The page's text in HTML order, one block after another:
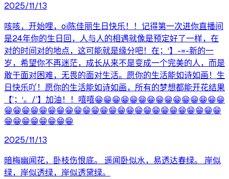
2025/11/13
咳咳，开始哩，oi陈佳丽生日快乐！！记得第一次进你直播间
是24年你的生日回，人与人的相遇就像是预定好了一样，在
对的时间对的地点，这可能就是缘分吧！在；‘】-=-新的一
岁，希望你不再迷茫，成长从来不是变成一个完美的人，而是
敢于面对困难，无畏的面对生活。愿你的生活能如诗如画！生
日快乐吖！愿你的生活能如诗如画，所有的梦想都能开花结果
【’；‘。/’】加油！！嘻嘻😁😁😁😁😁😁😁😁😁😁😁😁😁😁😁
😁😁😁😁😁😁😁😁😁😁😁😁😁😁😁😁😁😁😁😁😁😁😁😁😁
😁😁😁😁😁😁😁😁
2025/11/13
暗梅幽闻花，卧枝伤恨底。 遥闻卧似水，易透达春绿。 岸似
绿，岸似透绿，岸似透黛绿。